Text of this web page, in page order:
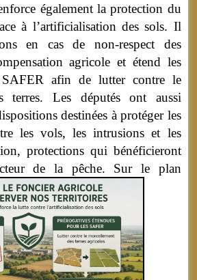
également la protection du
à l’artificialisation des sols. Il
en cas de non-respect des
agricole et étend les
SAFER afin de lutter contre le
terres. Les députés ont aussi
destinées à protéger les
les vols, les intrusions et les
protections qui bénéficieront
de la pêche. Sur le plan